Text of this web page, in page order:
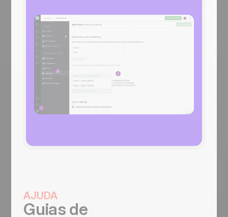
AJUDA
Guias de